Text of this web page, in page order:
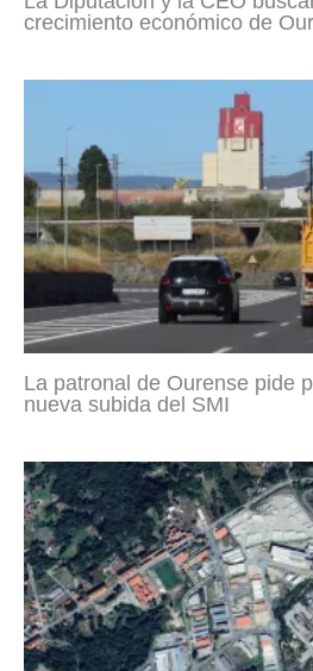
crecimiento económico de
La patronal de Ourense pide
nueva subida del SMI